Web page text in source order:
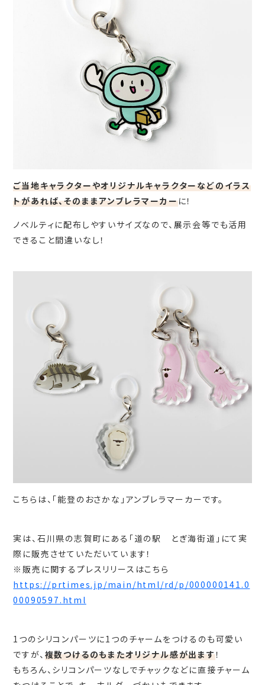
ご当地キャラクターやオリジナルキャラクターなどのイラス
トがあれば、そのままアンブレラマーカーに！
ノベルティに配布しやすいサイズなので、展示会等でも活用
できること間違いなし！
こちらは、「能登のおさかな」アンブレラマーカーです。
実は、石川県の志賀町にある「道の駅 とぎ海街道」にて実
際に販売させていただいています！
※販売に関するプレスリリースはこちら
https://prtimes.jp/main/html/rd/p/000000141.0
00090597.html
1つのシリコンパーツに1つのチャームをつけるのも可愛い
ですが、 複数つけるのもまたオリジナル感が出ます！
もちろん、シリコンパーツなしでチャックなどに直接チャーム